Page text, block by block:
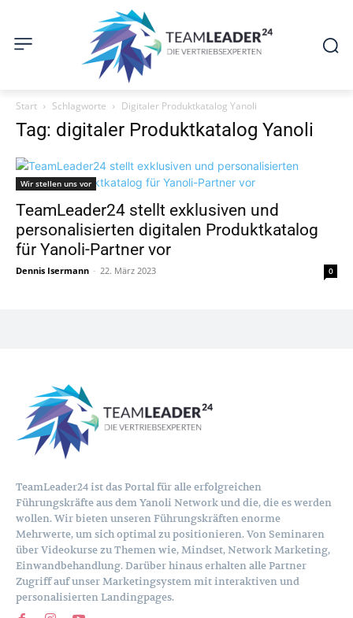
Start Schlagworte Digitaler Produktkatalog Yanoli
Tag: digitaler Produktkatalog Yanoli
Wir stellen uns vor
TeamLeader24 stellt exklusiven und
personalisierten digitalen Produktkatalog
für Yanoli-Partner vor
Dennis Isermann - 22. März 2023 0
TeamLeader24 ist das Portal für alle erfolgreichen
Führungskräfte aus dem Yanoli Network und die, die es werden
wollen. Wir bieten unseren Führungskräften enorme
Mehrwerte, um sich optimal zu positionieren. Von Seminaren
über Videokurse zu Themen wie, Mindset, Network Marketing,
Einwandbehandlung. Darüber hinaus erhalten alle Partner
Zugriff auf unser Marketingsystem mit interaktiven und
personalisierten Landingpages.